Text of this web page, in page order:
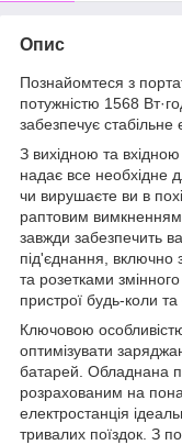
Опис
Познайомтеся з
потужністю 1568
забезпечує
З вихідною та
надає все необхідне
чи вирушаєте ви в
раптовим вимкненням
завжди забезпечить
під'єднання, включно
та розетками
пристрої будь-коли та
Ключовою особливістю
оптимізувати
батарей. Обладнана
розрахованим на
електростанція
тривалих поїздок. З